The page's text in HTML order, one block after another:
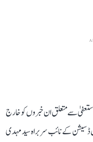
سے متعلق ان خبروں کو خارج
ڈسیشن کے نائب سربراہ سید مہدی